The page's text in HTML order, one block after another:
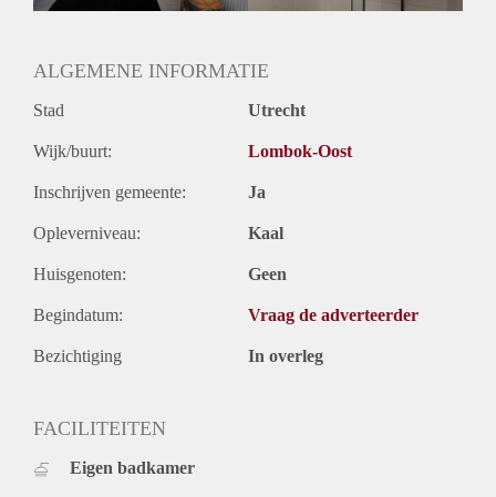
Oplevering
ALGEMENE INFORMATIE
Stad Utrecht
Wijk/buurt: Lombok-Oost
Inschrijven gemeente: Ja
Opleverniveau: Kaal
Huisgenoten: Geen
Begindatum: Vraag de adverteerder
Bezichtiging In overleg
FACILITEITEN
Eigen badkamer